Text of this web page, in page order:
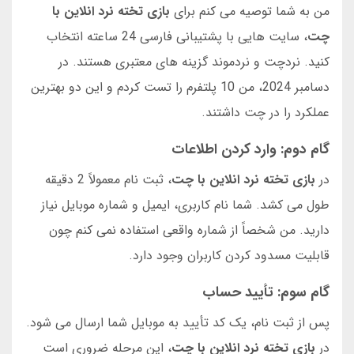
من به شما توصیه می کنم برای بازی تخته نرد انلاین با
چت
، سایت هایی با پشتیبانی فارسی 24 ساعته انتخاب
کنید. نردچت و نردموند گزینه های معتبری هستند. در
دسامبر 2024، من 10 پلتفرم را تست کردم و این دو بهترین
عملکرد را در چت داشتند.
گام دوم: وارد کردن اطلاعات
در بازی تخته نرد انلاین با چت
، ثبت نام معمولاً 2 دقیقه
طول می کشد. شما نام کاربری، ایمیل و شماره موبایل نیاز
دارید. من شخصاً از شماره واقعی استفاده نمی کنم چون
قابلیت مسدود کردن کاربران وجود دارد.
گام سوم: تأیید حساب
پس از ثبت نام، یک کد تأیید به موبایل شما ارسال می شود.
در بازی تخته نرد انلاین با چت، این مرحله ضروری است